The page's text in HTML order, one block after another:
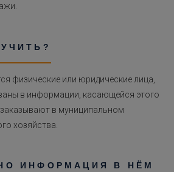
физические или юридические лица,
в информации, касающейся этого
в муниципальном
хозяйства.
ИНФОРМАЦИЯ В НЁМ